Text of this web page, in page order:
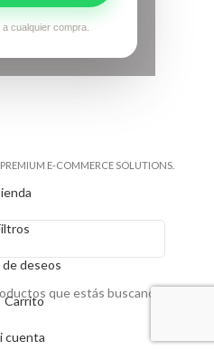
cualquier compra.
. PREMIUM E-COMMERCE SOLUTIONS.
que estás buscando.
deseos
Carrito
cuenta